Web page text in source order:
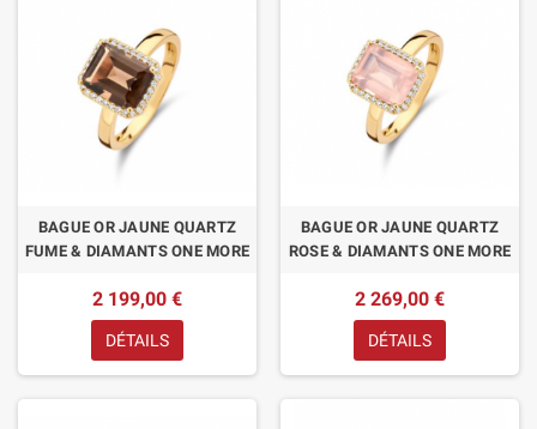
BAGUE OR JAUNE QUARTZ
FUME & DIAMANTS ONE MORE
2 199,00 €
DÉTAILS
BAGUE OR JAUNE QUARTZ
ROSE & DIAMANTS ONE MORE
2 269,00 €
DÉTAILS